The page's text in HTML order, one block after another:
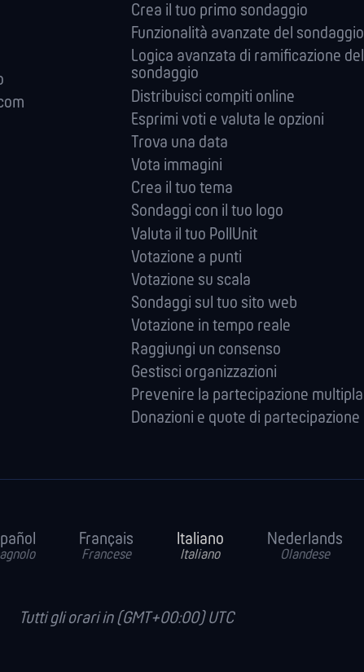
Crea il tuo primo sondaggio
Funzionalità avanzate del sondaggio
Logica avanzata di ramificazione del
sondaggio
Distribuisci compiti online
Esprimi voti e valuta le opzioni
Trova una data
Vota immagini
Crea il tuo tema
Sondaggi con il tuo logo
Valuta il tuo PollUnit
Votazione a punti
Votazione su scala
Sondaggi sul tuo sito web
Votazione in tempo reale
Raggiungi un consenso
Gestisci organizzazioni
Prevenire la partecipazione multipla
Donazioni e quote di partecipazione
Français
Francese
Italiano
Italiano
Nederlands
Olandese
Tutti gli orari in (GMT+00:00) UTC